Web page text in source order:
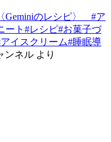
Geminiのレシピ〉 #ア
ート#レシピ#お菓子づ
イスクリーム#睡眠導
ンネル より